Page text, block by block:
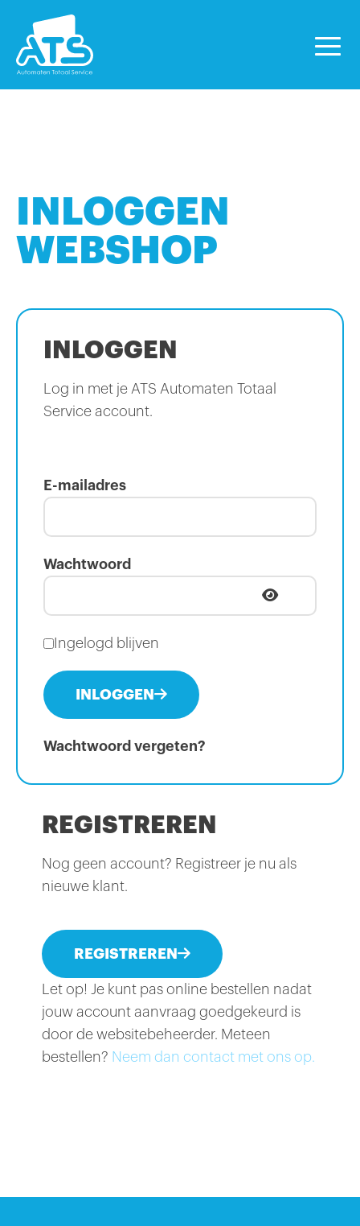
INLOGGEN
WEBSHOP
INLOGGEN
Log in met je ATS Automaten Totaal
Service account.
E-mailadres
Wachtwoord
Ingelogd blijven
INLOGGEN
Wachtwoord vergeten?
REGISTREREN
Nog geen account? Registreer je nu als
nieuwe klant.
REGISTREREN
Let op! Je kunt pas online bestellen nadat
jouw account aanvraag goedgekeurd is
door de websitebeheerder. Meteen
bestellen? Neem dan contact met ons op.